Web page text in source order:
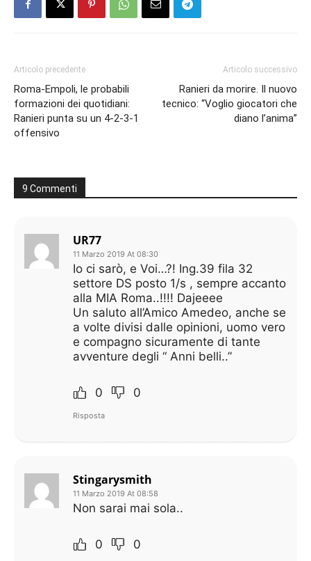
Articolo precedente
Roma-Empoli, le probabili
formazioni dei quotidiani:
Ranieri punta su un 4-2-3-1
offensivo
Articolo successivo
Ranieri da morire. Il nuovo
tecnico: “Voglio giocatori che
diano l’anima”
9 Commenti
UR77
11 Marzo 2019 At 08:30
Io ci sarò, e Voi…?! Ing.39 fila 32
settore DS posto 1/s , sempre accanto
alla MIA Roma..!!!! Dajeeee
Un saluto all’Amico Amedeo, anche se
a volte divisi dalle opinioni, uomo vero
e compagno sicuramente di tante
avventure degli “ Anni belli..”
0 0
Risposta
Stingarysmith
11 Marzo 2019 At 08:58
Non sarai mai sola..
0 0